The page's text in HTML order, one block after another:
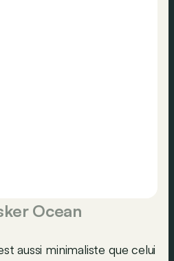
Ocean
aussi minimaliste que celui